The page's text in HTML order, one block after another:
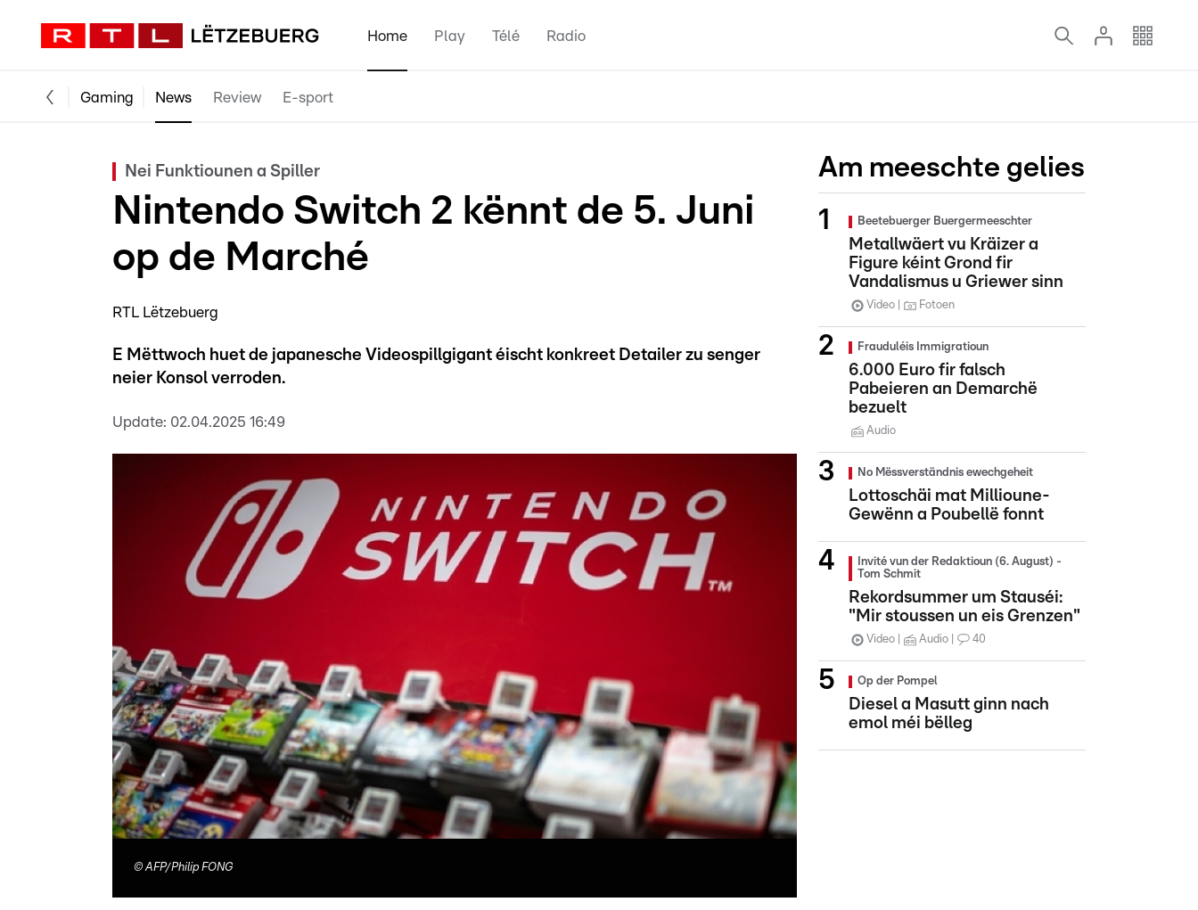
Home Play Télé Radio
Gaming News Review E-sport
Nei Funktiounen a Spiller
Nintendo Switch 2 kënnt de 5. Juni
op de Marché
RTL Lëtzebuerg
E Mëttwoch huet de japanesche Videospillgigant éischt konkreet Detailer zu senger
neier Konsol verroden.
Update: 02.04.2025 16:49
©AFP/Philip FONG
Am meeschte gelies
Beetebuerger Buergermeeschter
Metallwäert vu Kräizer a
Figure kéint Grond fir
Vandalismus u Griewer sinn
Video Fotoen
Frauduléis Immigratioun
6.000 Euro fir falsch
Pabeieren an Demarchë
bezuelt
Audio
No Mëssverständnis ewechgeheit
Lottoschäi mat Millioune-
Gewënn a Poubellë fonnt
Invité vun der Redaktioun (6. August) -
Tom Schmit
Rekordsummer um Stauséi:
"Mir stoussen un eis Grenzen"
Video Audio 40
Op der Pompel
Diesel a Masutt ginn nach
emol méi bëlleg